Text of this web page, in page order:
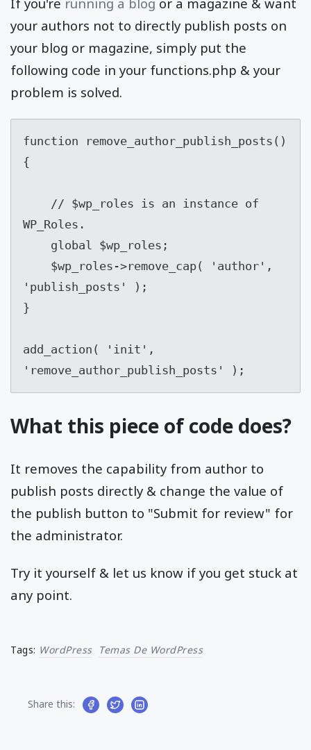
your authors not to directly publish posts on
your blog or magazine, simply put the
following code in your functions.php & your
problem is solved.
function remove_author_publish_posts()
{
WP_Roles.
'publish_posts' );
}
add_action( 'init',
'remove_author_publish_posts' );
What this piece of code does?
It removes the capability from author to
publish posts directly & change the value of
the publish button to "Submit for review" for
the administrator.
Try it yourself & let us know if you get stuck at
any point.
Tags: WordPress Temas De WordPress
Share this: